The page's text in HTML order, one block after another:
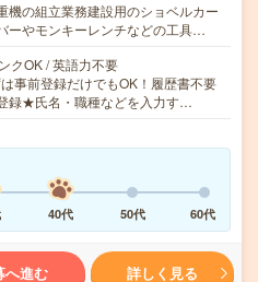
機の組立業務建設用のショベルカー
ーやモンキーレンチなどの工具…
クOK / 英語力不要
事前登録だけでもOK！履歴書不要
録★氏名・職種などを入力す…
40代 50代 60代
へ進む 詳しく見る